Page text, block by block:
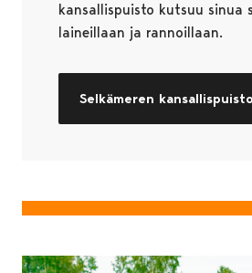
kansallispuisto kutsuu sinua
laineillaan ja rannoillaan.
Selkämeren kansallispuisto